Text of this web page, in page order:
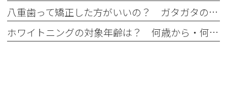
八重歯って矯正した方がいいの？ ガタガタの歯並びはマウスピース矯正で治せる？
ホワイトニングの対象年齢は？ 何歳から・何歳でもできるの？